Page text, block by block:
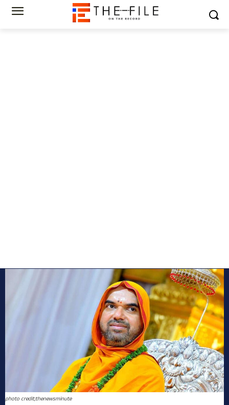
photo credit;thenewsminute